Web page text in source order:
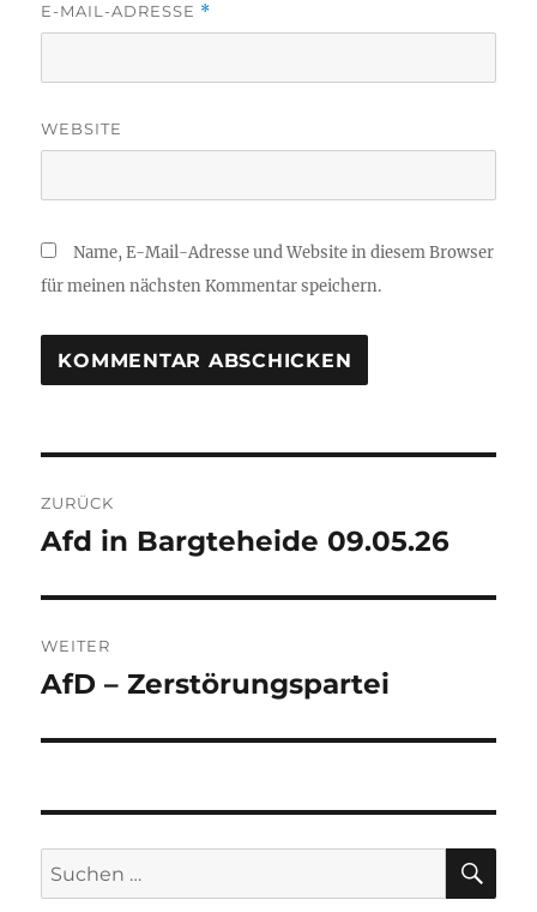
E-MAIL-ADRESSE *
WEBSITE
Name, E-Mail-Adresse und Website in diesem Browser
für meinen nächsten Kommentar speichern.
ZURÜCK
Vorheriger
Afd in Bargteheide 09.05.26
WEITER
Nächster
AfD – Zerstörungspartei
Suchen
nach: